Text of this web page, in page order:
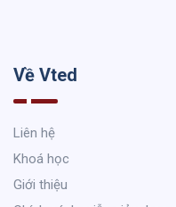
Về Vted
Liên hệ
Khoá học
Giới thiệu